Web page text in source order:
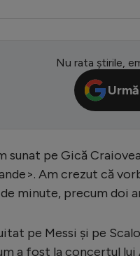
Nu rata știrile,
sunat pe Gică
Am crezut că
minute, precum doi
pe Messi și pe
a fost la concertul